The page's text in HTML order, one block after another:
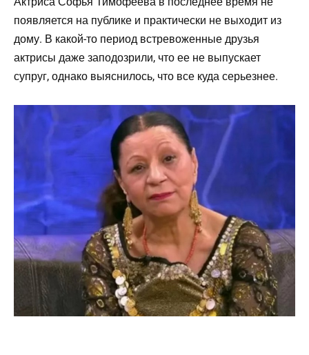
появляется на публике и практически не выходит из
дому. В какой-то период встревоженные друзья
актрисы даже заподозрили, что ее не выпускает
супруг, однако выяснилось, что все куда серьезнее.